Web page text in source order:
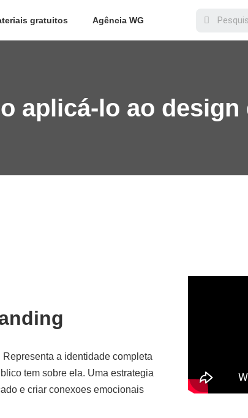
gratuitos Agência WG
aplicá-lo ao
a identidade completa
tem sobre ela. Uma estrategia
e criar conexoes emocionais